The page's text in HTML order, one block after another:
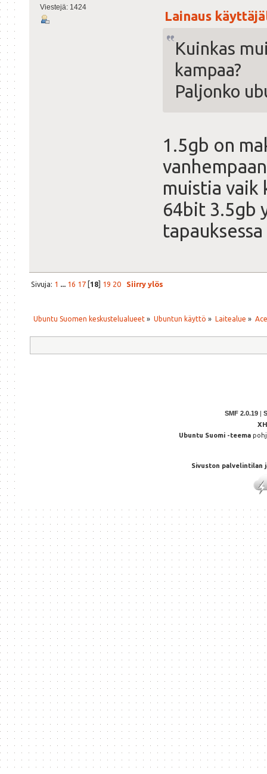
Viestejä: 1424
Lainaus
Kuinkas
kampaa?
Paljonko
1.5gb on
muistia vaik
64bit 3.5gb
Sivuja: 1 ... 16 17[18] 19 20 Siirry ylös
Ubuntu Suomen keskustelualueet » Ubuntun käyttö » Laitealue »
SMF 2.0.19
Ubuntu Suomi -teema
Sivuston palvelintilan